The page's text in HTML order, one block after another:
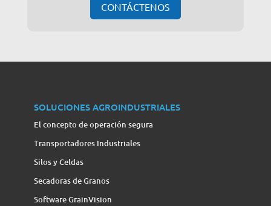
CONTÁCTENOS
SOLUCIONES AGROINDUSTRIALES
El concepto de operación segura
Transportadores Industriales
Silos y Celdas
Secadoras de Granos
Software GrainVision